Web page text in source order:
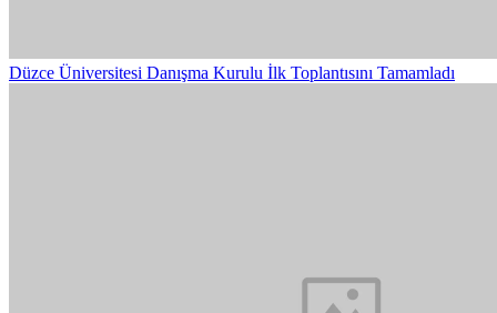
Düzce Üniversitesi Danışma Kurulu İlk Toplantısını Tamamladı